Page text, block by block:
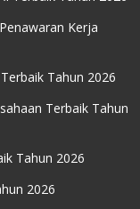
Kerja
Tahun 2026
Terbaik Tahun
Tahun 2026
2026